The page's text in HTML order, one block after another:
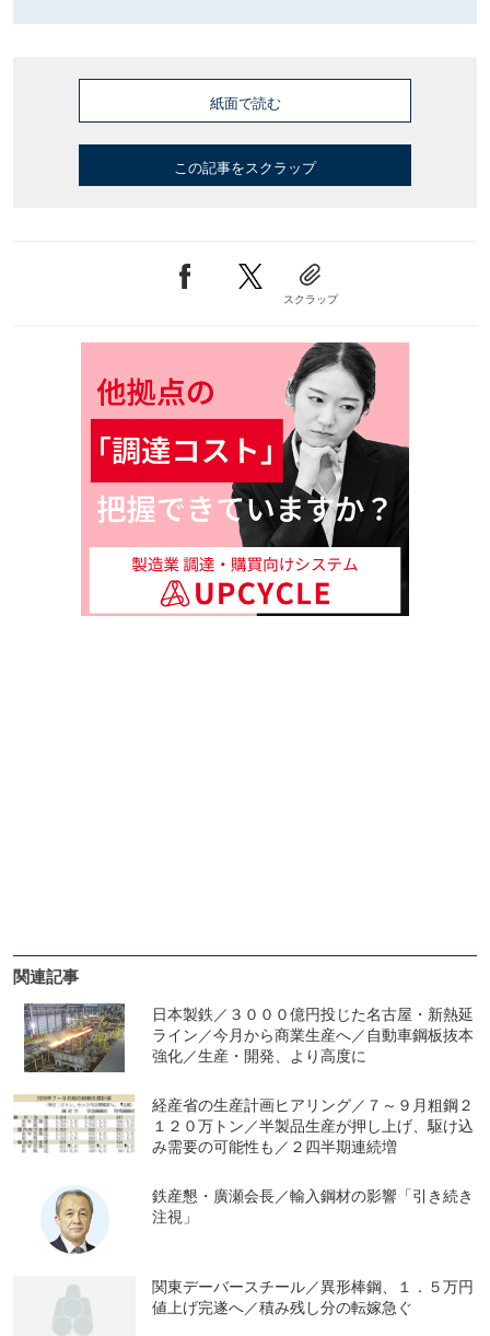
紙面で読む
この記事をスクラップ
スクラップ
関連記事
日本製鉄／３０００億円投じた名古屋・新熱延
ライン／今月から商業生産へ／自動車鋼板抜本
強化／生産・開発、より高度に
経産省の生産計画ヒアリング／７～９月粗鋼２
１２０万トン／半製品生産が押し上げ、駆け込
み需要の可能性も／２四半期連続増
鉄産懇・廣瀬会長／輸入鋼材の影響「引き続き
注視」
関東デーバースチール／異形棒鋼、１．５万円
値上げ完遂へ／積み残し分の転嫁急ぐ